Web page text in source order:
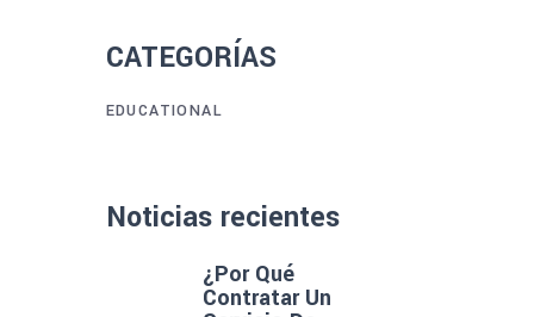
CATEGORÍAS
EDUCATIONAL
Noticias recientes
¿Por Qué
Contratar Un